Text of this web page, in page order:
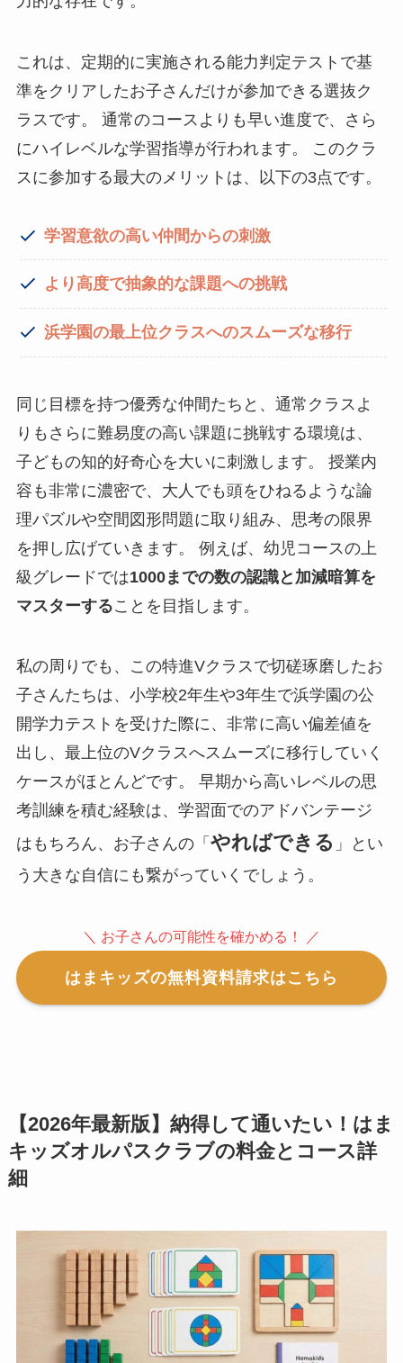
これは、定期的に実施される能力判定テストで基
準をクリアしたお子さんだけが参加できる選抜ク
ラスです。 通常のコースよりも早い進度で、さら
にハイレベルな学習指導が行われます。 このクラ
スに参加する最大のメリットは、以下の3点です。
学習意欲の高い仲間からの刺激
より高度で抽象的な課題への挑戦
浜学園の最上位クラスへのスムーズな移行
同じ目標を持つ優秀な仲間たちと、通常クラスよ
りもさらに難易度の高い課題に挑戦する環境は、
子どもの知的好奇心を大いに刺激します。 授業内
容も非常に濃密で、大人でも頭をひねるような論
理パズルや空間図形問題に取り組み、思考の限界
を押し広げていきます。 例えば、幼児コースの上
級グレードでは1000までの数の認識と加減暗算を
マスターすることを目指します。
私の周りでも、この特進Vクラスで切磋琢磨したお
子さんたちは、小学校2年生や3年生で浜学園の公
開学力テストを受けた際に、非常に高い偏差値を
出し、最上位のVクラスへスムーズに移行していく
ケースがほとんどです。 早期から高いレベルの思
考訓練を積む経験は、学習面でのアドバンテージ
はもちろん、お子さんの「 やればできる 」とい
う大きな自信にも繋がっていくでしょう。
＼ お子さんの可能性を確かめる！ ／
はまキッズの無料資料請求はこちら
【2026年最新版】納得して通いたい！はま
キッズオルパスクラブの料金とコース詳
細